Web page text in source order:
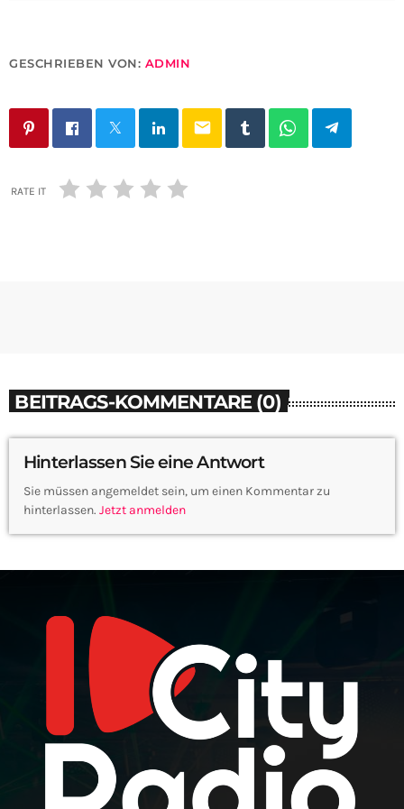
GESCHRIEBEN VON: ADMIN
email
RATE IT
BEITRAGS-KOMMENTARE (0)
Hinterlassen Sie eine Antwort
Sie müssen angemeldet sein, um einen Kommentar zu
hinterlassen. Jetzt anmelden